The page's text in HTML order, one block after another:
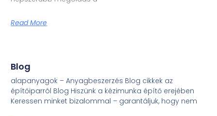
Read More
Blog
alapanyagok – Anyagbeszerzés Blog cikkek az
építőiparról Blog Hiszünk a kézimunka építő erejében
Keressen minket bizalommal – garantáljuk, hogy nem